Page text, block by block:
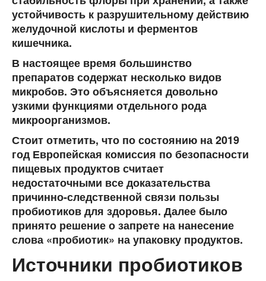
устойчивость к разрушительному действию
желудочной кислоты и ферментов
кишечника.
В настоящее время большинство
препаратов содержат несколько видов
микробов. Это объясняется довольно
узкими функциями отдельного рода
микроорганизмов.
Стоит отметить, что по состоянию на 2019
год Европейская комиссия по безопасности
пищевых продуктов считает
недостаточными все доказательства
причинно-следственной связи пользы
пробиотиков для здоровья. Далее было
принято решение о запрете на нанесение
слова «пробиотик» на упаковку продуктов.
Источники пробиотиков